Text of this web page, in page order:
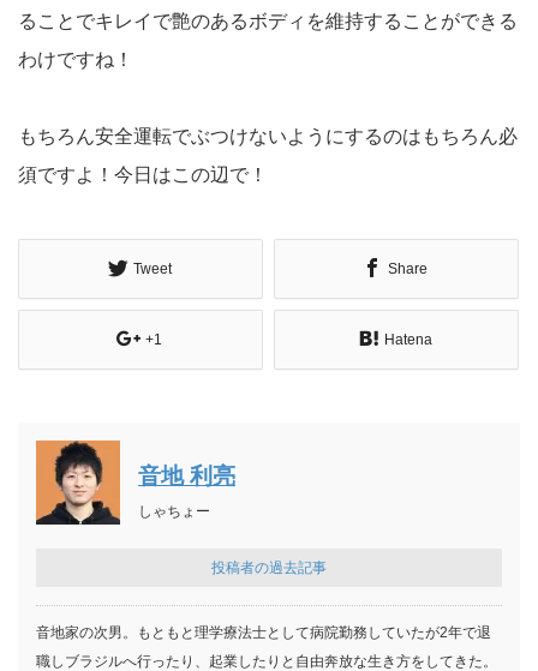
ることでキレイで艶のあるボディを維持することができる
わけですね！
もちろん安全運転でぶつけないようにするのはもちろん必
須ですよ！今日はこの辺で！
Tweet Share
+1 Hatena
音地 利亮
しゃちょー
投稿者の過去記事
音地家の次男。もともと理学療法士として病院勤務していたが2年で退
職しブラジルへ行ったり、起業したりと自由奔放な生き方をしてきた。